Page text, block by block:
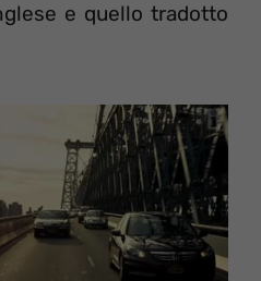
e quello tradotto